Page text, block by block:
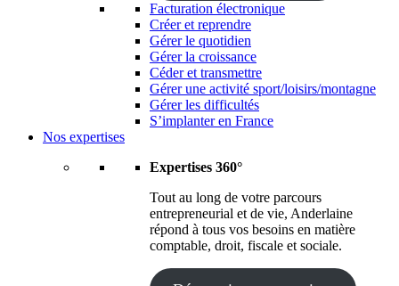
Facturation électronique
Créer et reprendre
Gérer le quotidien
Gérer la croissance
Céder et transmettre
Gérer une activité sport/loisirs/montagne
Gérer les difficultés
S’implanter en France
Nos expertises
Expertises 360°
Tout au long de votre parcours
entrepreneurial et de vie, Anderlaine
répond à tous vos besoins en matière
comptable, droit, fiscale et sociale.